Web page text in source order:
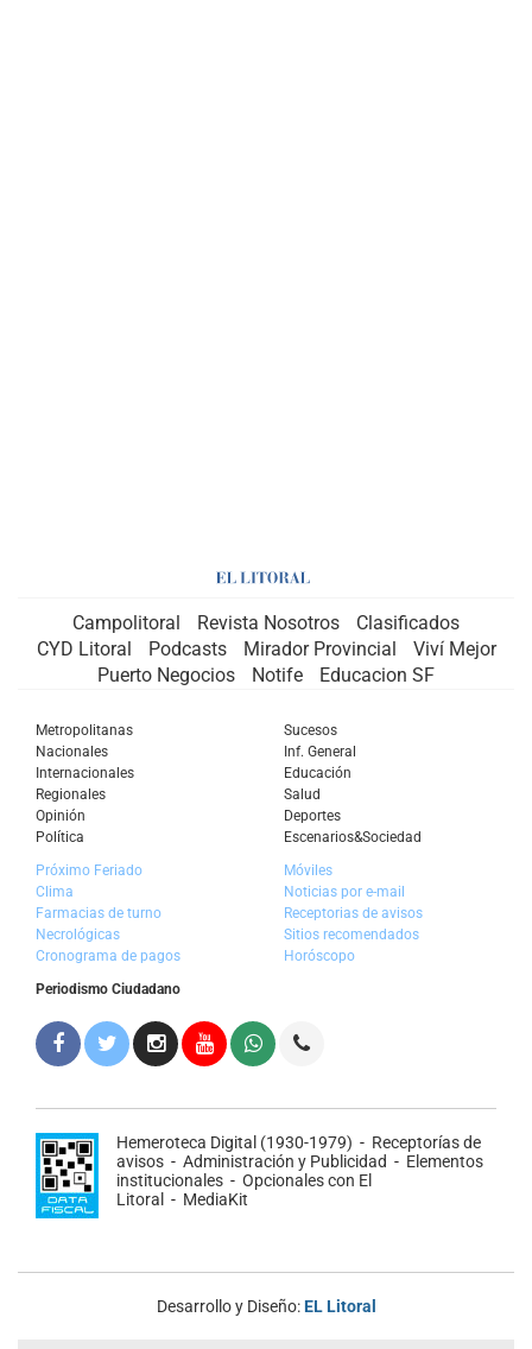
Campolitoral Revista Nosotros
Clasificados
CYD Litoral
Podcasts Mirador Provincial
Viví Mejor
Puerto Negocios
Notife Educacion SF
Metropolitanas
Nacionales
Internacionales
Regionales
Opinión
Política
Sucesos
Inf. General
Educación
Salud
Deportes
Escenarios&Sociedad
Próximo Feriado
Clima
Farmacias de turno
Necrológicas
Cronograma de pagos
Móviles
Noticias por e-mail
Receptorias de avisos
Sitios recomendados
Horóscopo
Periodismo Ciudadano
Hemeroteca Digital (1930-1979) - Receptorías de
avisos - Administración y Publicidad - Elementos
institucionales - Opcionales con El
Litoral
- MediaKit
Desarrollo y Diseño:EL Litoral